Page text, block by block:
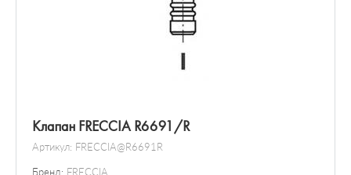
Клапан FRECCIA R6691/R
Артикул: FRECCIA@R6691R
Бренд: FRECCIA